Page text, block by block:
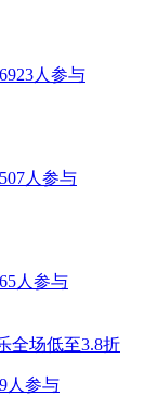
人参与
人参与
人参与
全场低至3.8折
人参与